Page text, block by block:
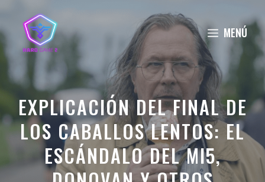
contenido
MENÚ
EXPLICACIÓN DEL FINAL DE
LOS CABALLOS LENTOS: EL
ESCÁNDALO DEL MI5,